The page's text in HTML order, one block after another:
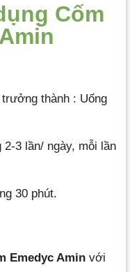
Cốm
thành : Uống
2-3 lần/ ngày, mỗi lần
30 phút.
Emedyc Amin với